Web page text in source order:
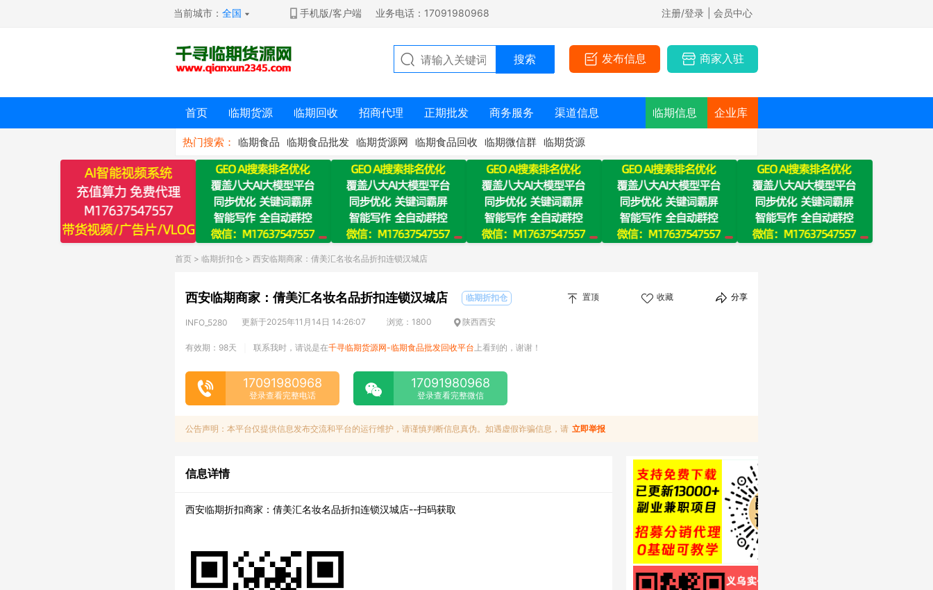
当前城市：全国 手机版/客户端 业务电话：17091980968 注册/登录 | 会员中心
发布信息 商家入驻
首页 临期货源 临期回收 招商代理 正期批发 商务服务 渠道信息 临期信息 企业库
热门搜索： 临期食品 临期食品批发 临期货源网 临期食品回收 临期微信群 临期货源
首页 > 临期折扣仓 > 西安临期商家：倩美汇名妆名品折扣连锁汉城店
西安临期商家：倩美汇名妆名品折扣连锁汉城店 临期折扣仓 置顶 收藏 分享
INFO_5280 更新于2025年11月14日 14:26:07 浏览：1800 陕西西安
有效期：98天 联系我时，请说是在千寻临期货源网-临期食品批发回收平台 上看到的，谢谢！
17091980968
登录查看完整电话
17091980968
登录查看完整微信
公告声明：本平台仅提供信息发布交流和平台的运行维护，请谨慎判断信息真伪。如遇虚假诈骗信息，请 立即举报
信息详情
西安临期折扣商家：倩美汇名妆名品折扣连锁汉城店--扫码获取